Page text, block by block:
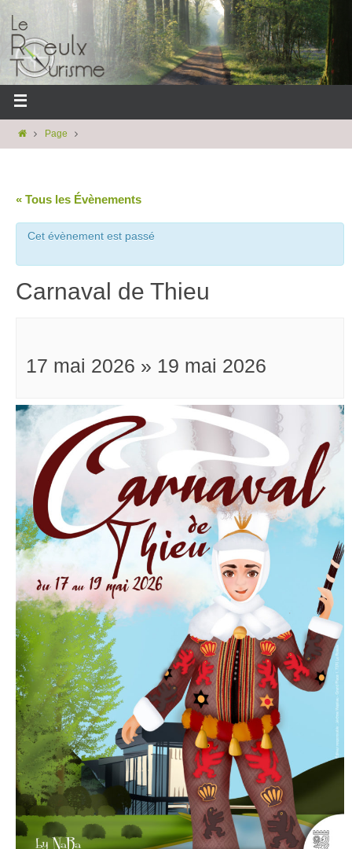
Page
« Tous les Évènements
Cet évènement est passé
Carnaval de Thieu
17 mai 2026 » 19 mai 2026